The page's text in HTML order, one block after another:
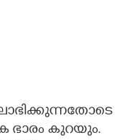
ഭാരം കുറയും.